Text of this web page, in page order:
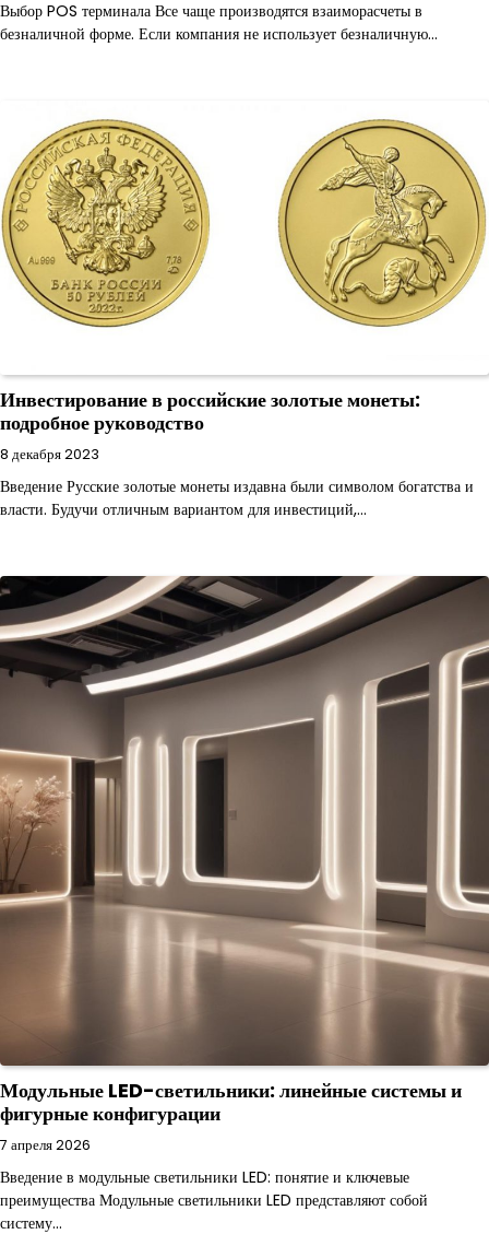
Выбор POS терминала Все чаще производятся взаиморасчеты в
безналичной форме. Если компания не использует безналичную…
Инвестирование в российские золотые монеты:
подробное руководство
8 декабря 2023
Введение Русские золотые монеты издавна были символом богатства и
власти. Будучи отличным вариантом для инвестиций,…
Модульные LED-светильники: линейные системы и
фигурные конфигурации
7 апреля 2026
Введение в модульные светильники LED: понятие и ключевые
преимущества Модульные светильники LED представляют собой
систему…